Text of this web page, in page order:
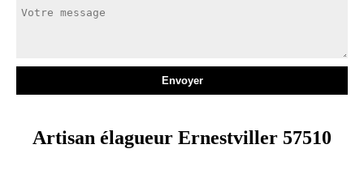
Artisan élagueur Ernestviller 57510